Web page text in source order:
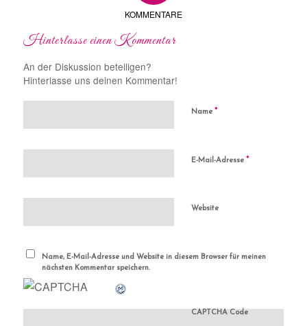
KOMMENTARE
Hinterlasse einen Kommentar
An der Diskussion beteiligen?
Hinterlasse uns deinen Kommentar!
Name *
E-Mail-Adresse *
Website
Name, E-Mail-Adresse und Website in diesem Browser für meinen
nächsten Kommentar speichern.
CAPTCHA Code